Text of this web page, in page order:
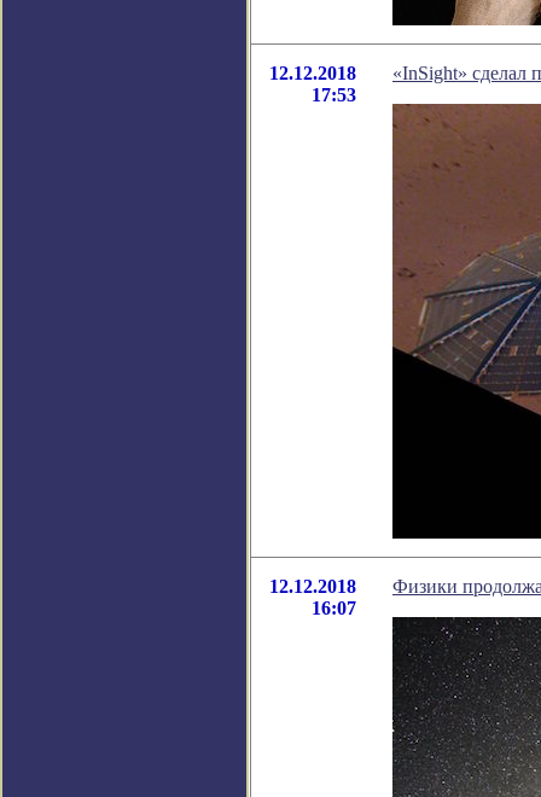
12.12.2018
17:53
«InSight» сделал
12.12.2018
16:07
Физики